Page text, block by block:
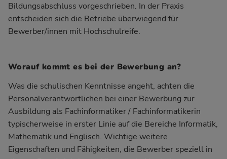
Bildungsabschluss vorgeschrieben. In der Praxis
entscheiden sich die Betriebe überwiegend für
Bewerber/innen mit Hochschulreife.
Worauf kommt es bei der Bewerbung an?
Was die schulischen Kenntnisse angeht, achten die
Personalverantwortlichen bei einer Bewerbung zur
Ausbildung als Fachinformatiker / Fachinformatikerin
typischerweise in erster Linie auf die Bereiche Informatik,
Mathematik und Englisch. Wichtige weitere
Eigenschaften und Fähigkeiten, die Bewerber speziell in